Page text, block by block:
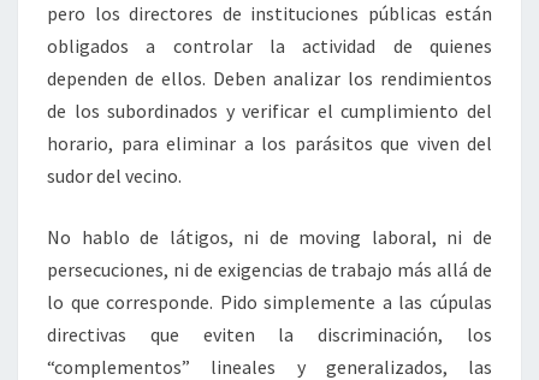
pero los directores de instituciones públicas están
obligados a controlar la actividad de quienes
dependen de ellos. Deben analizar los rendimientos
de los subordinados y verificar el cumplimiento del
horario, para eliminar a los parásitos que viven del
sudor del vecino.
No hablo de látigos, ni de moving laboral, ni de
persecuciones, ni de exigencias de trabajo más allá de
lo que corresponde. Pido simplemente a las cúpulas
directivas que eviten la discriminación, los
“complementos” lineales y generalizados, las